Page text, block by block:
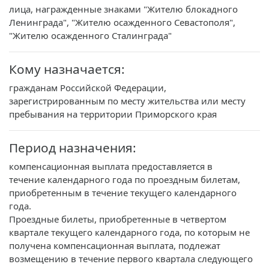
лица, награжденные знаками "Жителю блокадного
Ленинграда", "Жителю осажденного Севастополя",
"Жителю осажденного Сталинграда"
Кому назначается:
гражданам Российской Федерации,
зарегистрированным по месту жительства или месту
пребывания на территории Приморского края
Период назначения:
компенсационная выплата предоставляется в
течение календарного года по проездным билетам,
приобретенным в течение текущего календарного
года.
Проездные билеты, приобретенные в четвертом
квартале текущего календарного года, по которым не
получена компенсационная выплата, подлежат
возмещению в течение первого квартала следующего